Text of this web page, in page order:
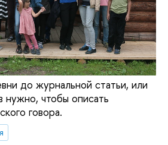
до журнальной статьи, или
нужно, чтобы описать
говора.